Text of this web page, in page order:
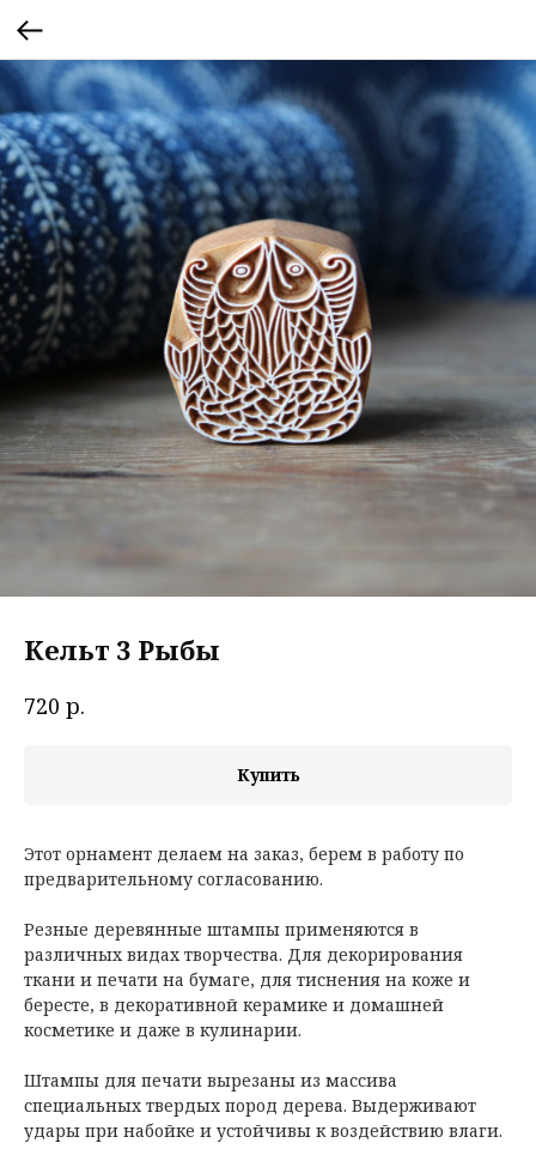
Кельт 3 Рыбы
720 р.
Купить
Этот орнамент делаем на заказ, берем в работу по
предварительному согласованию.
Резные деревянные штампы применяются в
различных видах творчества. Для декорирования
ткани и печати на бумаге, для тиснения на коже и
бересте, в декоративной керамике и домашней
косметике и даже в кулинарии.
Штампы для печати вырезаны из массива
специальных твердых пород дерева. Выдерживают
удары при набойке и устойчивы к воздействию влаги.